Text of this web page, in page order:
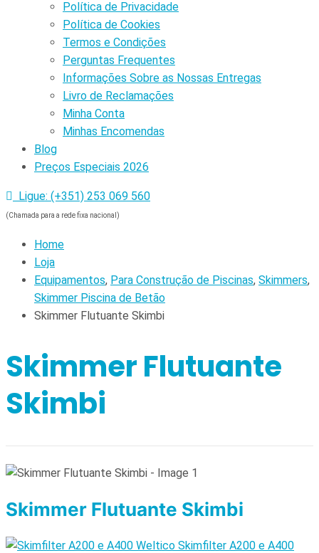
Política de Privacidade
Política de Cookies
Termos e Condições
Perguntas Frequentes
Informações Sobre as Nossas Entregas
Livro de Reclamações
Minha Conta
Minhas Encomendas
Blog
Preços Especiais 2026
Ligue: (+351) 253 069 560
(Chamada para a rede fixa nacional)
Home
Loja
Equipamentos, Para Construção de Piscinas, Skimmers,
Skimmer Piscina de Betão
Skimmer Flutuante Skimbi
Skimmer Flutuante
Skimbi
Skimmer Flutuante Skimbi
Skimfilter A200 e A400